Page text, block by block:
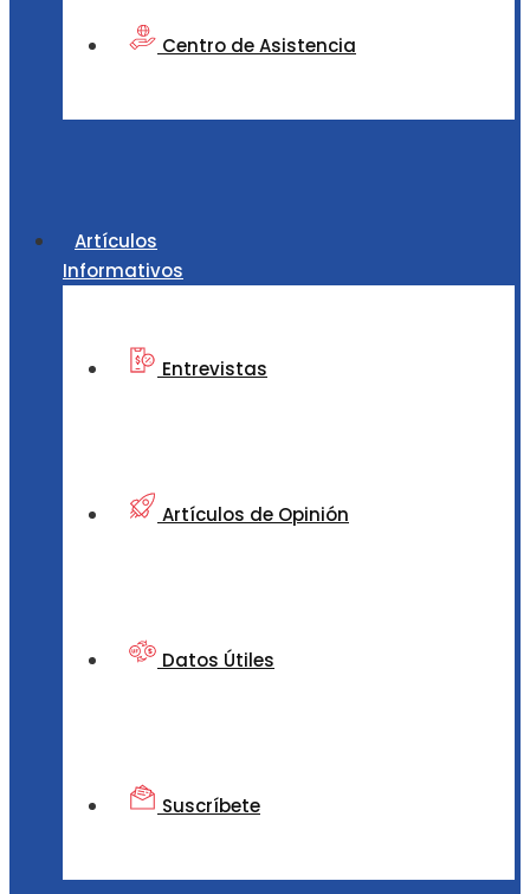
Centro de Asistencia
Artículos
Informativos
Entrevistas
Artículos de Opinión
Datos Útiles
Suscríbete